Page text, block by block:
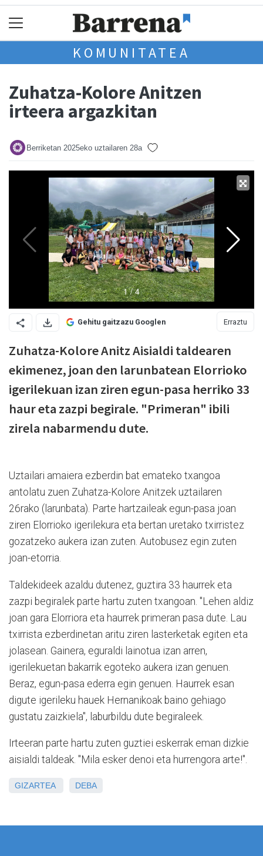
KOMUNITATEA
Zuhatza-Kolore Anitzen
irteera argazkitan
Berriketan 2025eko uztailaren 28a
Gehitu gaitzazu Googlen Erraztu
Zuhatza-Kolore Anitz Aisialdi taldearen
ekimenez, joan den larunbatean Elorrioko
igerilekuan izan ziren egun-pasa herriko 33
haur eta zazpi begirale. "Primeran" ibili
zirela nabarmendu dute.
Uztailari amaiera ezberdin bat emateko txangoa
antolatu zuen Zuhatza-Kolore Anitzek uztailaren
26rako (larunbata). Parte hartzaileak egun-pasa joan
ziren Elorrioko igerilekura eta bertan uretako txirristez
gozatzeko aukera izan zuten. Autobusez egin zuten
joan-etorria.
Taldekideek azaldu dutenez, guztira 33 haurrek eta
zazpi begiralek parte hartu zuten txangoan. "Lehen aldiz
joan gara Elorriora eta haurrek primeran pasa dute. Lau
txirrista ezberdinetan aritu ziren lasterketak egiten eta
jolasean. Gainera, eguraldi lainotua izan arren,
igerilekuetan bakarrik egoteko aukera izan genuen.
Beraz, egun-pasa ederra egin genuen. Haurrek esan
digute igerileku hauek Hernanikoak baino gehiago
gustatu zaizkiela", laburbildu dute begiraleek.
Irteeran parte hartu zuten guztiei eskerrak eman dizkie
aisialdi taldeak. "Mila esker denoi eta hurrengora arte!".
GIZARTEA DEBA